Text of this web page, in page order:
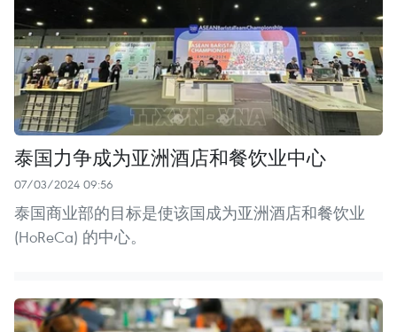
泰国力争成为亚洲酒店和餐饮业中心
07/03/2024 09:56
泰国商业部的目标是使该国成为亚洲酒店和餐饮业
(HoReCa) 的中心。